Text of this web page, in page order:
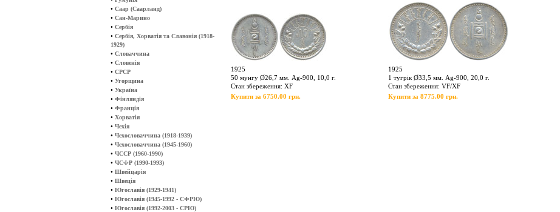
• Саар (Саарланд)
• Сан-Марино
• Сербія
• Сербія, Хорватія та Славонія (1918-
1929)
• Словаччина
• Словенія
• СРСР
• Угорщина
• Україна
• Фінляндія
• Франція
• Хорватія
• Чехія
• Чехословаччина (1918-1939)
• Чехословаччина (1945-1960)
• ЧССР (1960-1990)
• ЧСФР (1990-1993)
• Швейцарія
• Швеція
• Югославія (1929-1941)
• Югославія (1945-1992 - СФРЮ)
• Югославія (1992-2003 - СРЮ)
1925
50 мунгу Ø26,7 мм. Ag-900, 10,0 г.
Стан збереження: XF
Купити за 6750.00 грн.
1925
1 тугрік Ø33,5 мм. Ag-900, 20,0 г.
Стан збереження: VF/XF
Купити за 8775.00 грн.